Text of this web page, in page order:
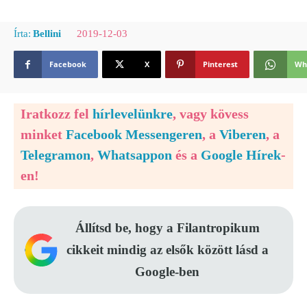
Írta: Bellini 2019-12-03
Facebook X Pinterest
Iratkozz fel hírlevelünkre, vagy kövess
minket Facebook Messengeren, a Viberen, a
Telegramon, Whatsappon és a Google Hírek-
en!
Állítsd be, hogy a Filantropikum
cikkeit mindig az elsők között lásd a
Google-ben